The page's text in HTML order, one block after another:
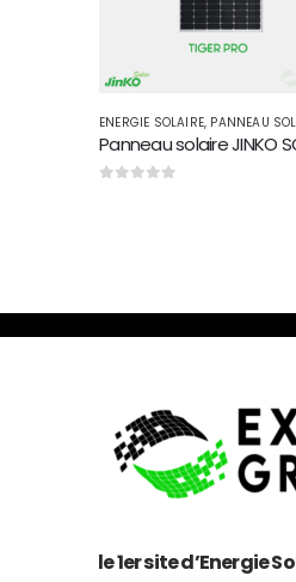
POMPAGE SOLAIRE
ENERGIE SOLAIRE, VARIATEUR DE
le 1er site d’Energie